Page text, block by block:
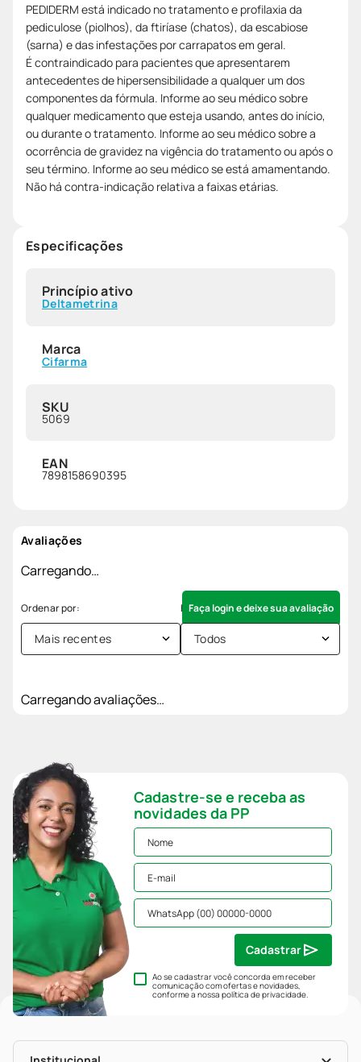
PEDIDERM está indicado no tratamento e profilaxia da
pediculose (piolhos), da ftiríase (chatos), da escabiose
(sarna) e das infestações por carrapatos em geral.
É contraindicado para pacientes que apresentarem
antecedentes de hipersensibilidade a qualquer um dos
componentes da fórmula. Informe ao seu médico sobre
qualquer medicamento que esteja usando, antes do início,
ou durante o tratamento. Informe ao seu médico sobre a
ocorrência de gravidez na vigência do tratamento ou após o
seu término. Informe ao seu médico se está amamentando.
Não há contra-indicação relativa a faixas etárias.
Especificações
Princípio ativo
Deltametrina
Marca
Cifarma
SKU
5069
EAN
7898158690395
Avaliações
Carregando…
Faça login e deixe sua avaliação
Mais recentes Todos
Carregando avaliações…
Cadastre-se e receba as
novidades da PP
Ao se cadastrar você concorda em receber
comunicação com ofertas e novidades,
conforme a nossapolítica de privacidade.
Cadastrar